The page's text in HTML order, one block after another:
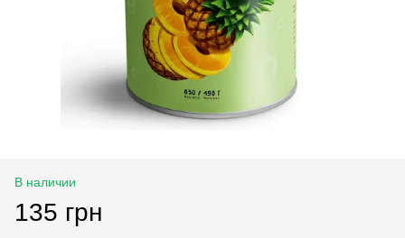
В наличии
135 грн